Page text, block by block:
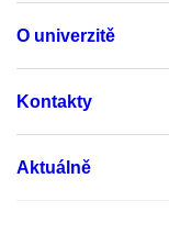
O univerzitě
Kontakty
Aktuálně